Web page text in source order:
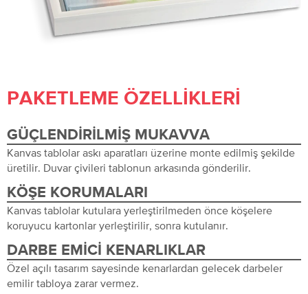
PAKETLEME ÖZELLIKLERI
GÜÇLENDIRILMIŞ MUKAVVA
Kanvas tablolar askı aparatları üzerine monte edilmiş şekilde
üretilir. Duvar çivileri tablonun arkasında gönderilir.
KÖŞE KORUMALARI
Kanvas tablolar kutulara yerleştirilmeden önce köşelere
koruyucu kartonlar yerleştirilir, sonra kutulanır.
DARBE EMICI KENARLIKLAR
Özel açılı tasarım sayesinde kenarlardan gelecek darbeler
emilir tabloya zarar vermez.